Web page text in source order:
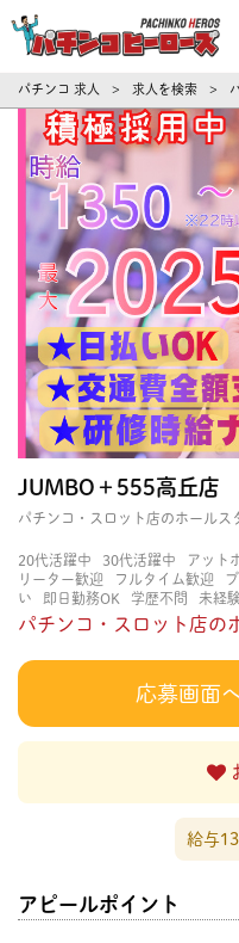
パチンコ 求人 > 求人を検索 >
JUMBO＋555高丘店
パチンコ・スロット店のホールス
20代活躍中 30代活躍中 アット
リーター歓迎
フルタイム歓迎
い
即日勤務OK 学歴不問 未経
立ち仕事
経験者・有資格者歓迎
週4日以上OK
長く働ける 長期歓
パチンコ・スロット店の
応募画面
給与
アピールポイント